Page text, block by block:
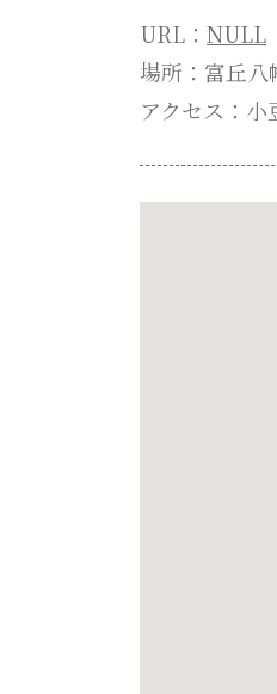
URL： NULL
場所：富丘八
アクセス：